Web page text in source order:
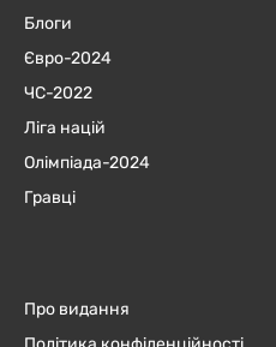
Блоги
Євро-2024
ЧC-2022
Ліга націй
Олімпіада-2024
Гравці
Про видання